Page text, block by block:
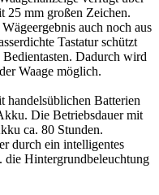
25 mm großen Zeichen.
auch noch aus
Tastatur schützt
Dadurch wird
Waage möglich.
handelsüblichen Batterien
Die Betriebsdauer mit
ca. 80 Stunden.
durch ein intelligentes
die Hintergrundbeleuchtung